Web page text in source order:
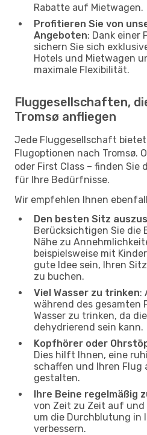
Rabatte auf Mietwagen.
Profitieren Sie von
Angeboten: Dank einer
sichern Sie sich
Hotels und Mietwagen
maximale Flexibilität.
Fluggesellschaften,
Tromsø anfliegen
Jede Fluggesellschaft
Flugoptionen nach Tromsø.
oder First Class – finden Sie
für Ihre Bedürfnisse.
Wir empfehlen Ihnen
Den besten Sitz
Berücksichtigen Sie die
Nähe zu
beispielsweise mit
gute Idee sein, Ihren
zu buchen.
Viel Wasser zu trinken:
während des gesamten
Wasser zu trinken, da
dehydrierend sein kann.
Kopfhörer oder
Dies hilft Ihnen, eine
schaffen und Ihren Flug
gestalten.
Ihre Beine regelmäßig
von Zeit zu Zeit auf und
um die Durchblutung in
verbessern.